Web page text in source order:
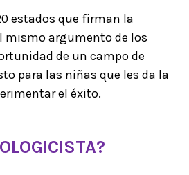
estados que firman la
mismo argumento de los
de un campo de
para las niñas que les da la
el éxito.